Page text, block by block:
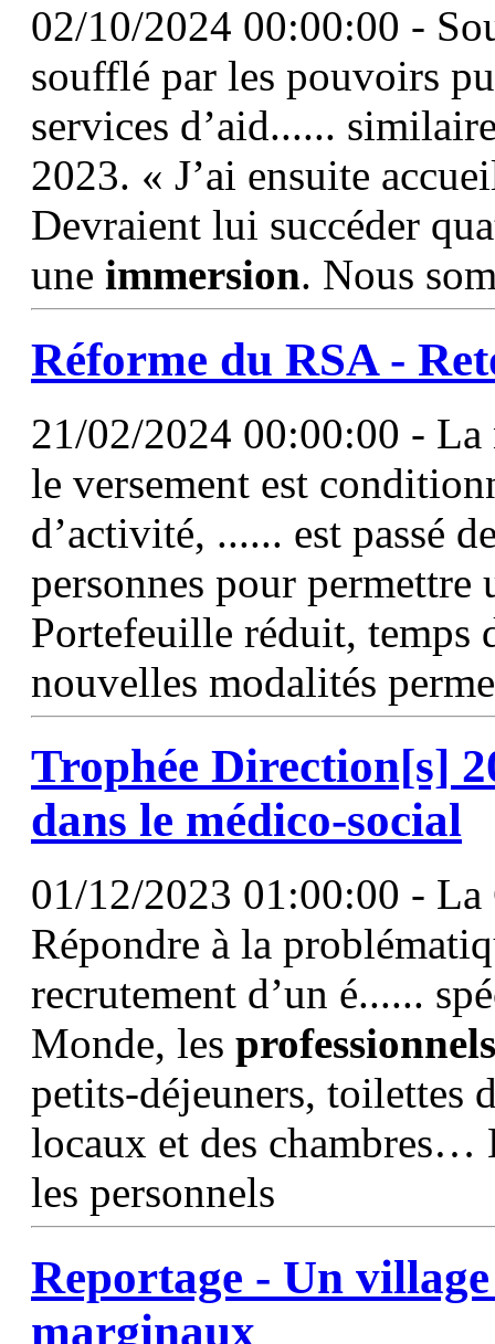
02/10/2024 00:00:00 -
soufflé par les pouvoirs
services d’aid......
2023. « J’ai ensuite
Devraient lui succéder
une immersion. Nous
Réforme du RSA -
21/02/2024 00:00:00 -
le versement est
d’activité, ...... est passé
personnes pour
Portefeuille réduit, temps
nouvelles modalités
Trophée Direction[s]
dans le médico-social
01/12/2023 01:00:00 -
Répondre à la
recrutement d’un é......
Monde, les professionnels
petits-déjeuners, toilettes
locaux et des chambres…
les personnels
Reportage - Un
marginaux